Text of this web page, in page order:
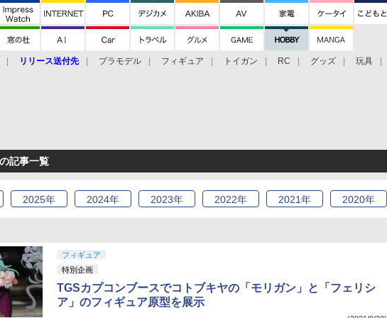
リリース送付先 プラモデル フィギュア トイガン RC グッズ 玩具
記事一覧
2025年 2024年 2023年 2022年 2021年 2020年
フィギュア
特別企画
TGSカプコンブースでコトブキヤの「モリガン」と「フェリシ
ア」のフィギュア原型を展示